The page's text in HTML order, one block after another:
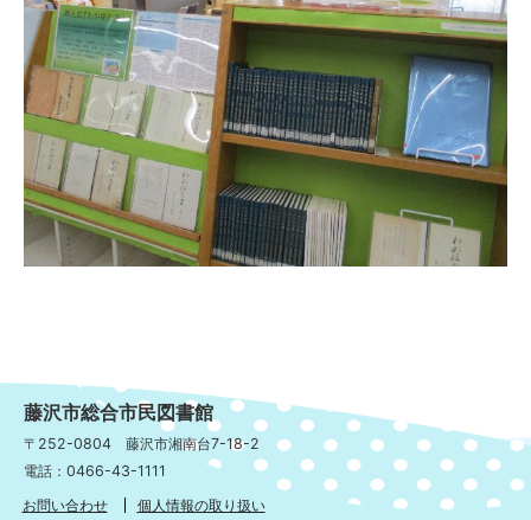
藤沢市総合市民図書館
〒252-0804 藤沢市湘南台7-18-2
電話：0466-43-1111
お問い合わせ
個人情報の取り扱い